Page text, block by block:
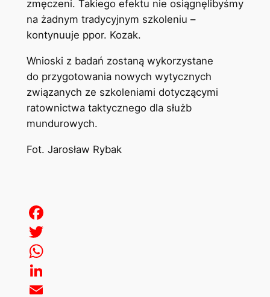
zmęczeni. Takiego efektu nie osiągnęlibyśmy
na żadnym tradycyjnym szkoleniu –
kontynuuje ppor. Kozak.
Wnioski z badań zostaną wykorzystane
do przygotowania nowych wytycznych
związanych ze szkoleniami dotyczącymi
ratownictwa taktycznego dla służb
mundurowych.
Fot. Jarosław Rybak
Facebook
Twitter
WhatsApp
LinkedIn